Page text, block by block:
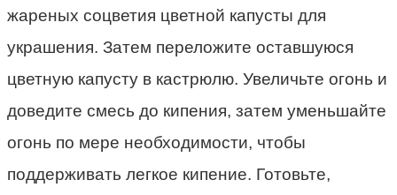
жареных соцветия цветной капусты для
украшения. Затем переложите оставшуюся
цветную капусту в кастрюлю. Увеличьте огонь и
доведите смесь до кипения, затем уменьшайте
огонь по мере необходимости, чтобы
поддерживать легкое кипение. Готовьте,